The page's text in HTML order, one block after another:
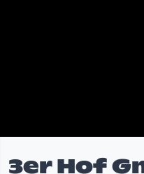
3er Hof